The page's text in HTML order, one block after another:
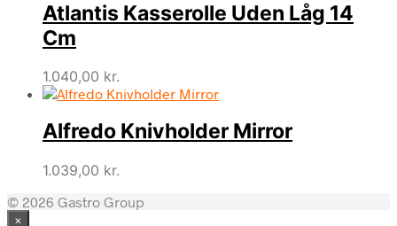
Atlantis Kasserolle Uden Låg 14
Cm
1.040,00 kr.
Alfredo Knivholder Mirror
1.039,00 kr.
© 2026 Gastro Group
×